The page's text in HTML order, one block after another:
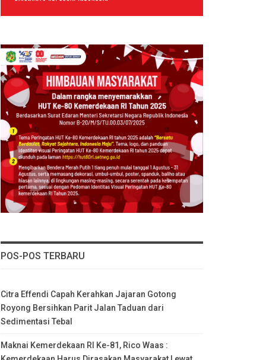
POS-POS TERBARU
Citra Effendi Capah Kerahkan Jajaran Gotong
Royong Bersihkan Parit Jalan Taduan dari
Sedimentasi Tebal
Maknai Kemerdekaan RI Ke-81, Rico Waas :